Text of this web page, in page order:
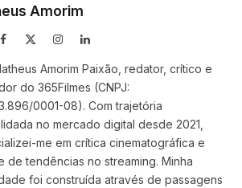
Amorim
Facebook InstagramLinkedIn
Amorim Paixão, redator, crítico e
do 365Filmes (CNPJ:
0001-08). Com trajetória
no mercado digital desde 2021,
me em crítica cinematográfica e
de tendências no streaming. Minha
foi construída através de passagens